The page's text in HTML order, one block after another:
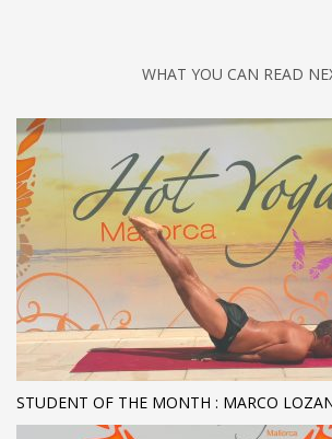
WHAT YOU CAN READ
STUDENT OF THE MONTH : MARCO